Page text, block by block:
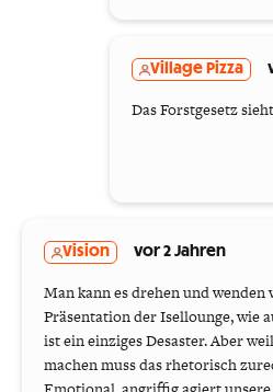
Village Pizza
Das Forstgesetz
Vision vor 2 Jahren
Man kann es drehen und wenden
Präsentation der Isellounge, wie
ist ein einziges Desaster. Aber
machen muss das rhetorisch